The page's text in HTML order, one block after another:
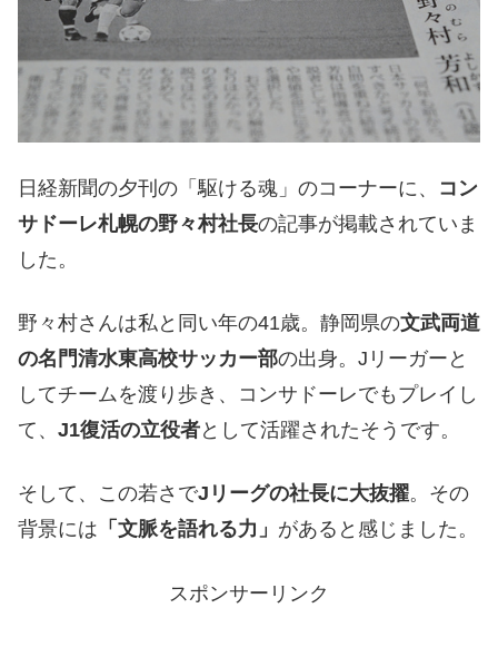
日経新聞の夕刊の「駆ける魂」のコーナーに、 コン
サドーレ札幌の野々村社長の記事が掲載されていま
した。
野々村さんは私と同い年の41歳。静岡県の文武両道
の名門清水東高校サッカー部の出身。Jリーガーと
してチームを渡り歩き、コンサドーレでもプレイし
て、 J1復活の立役者として活躍されたそうです。
そして、この若さでJリーグの社長に大抜擢。その
背景には 「文脈を語れる力」 があると感じました。
スポンサーリンク